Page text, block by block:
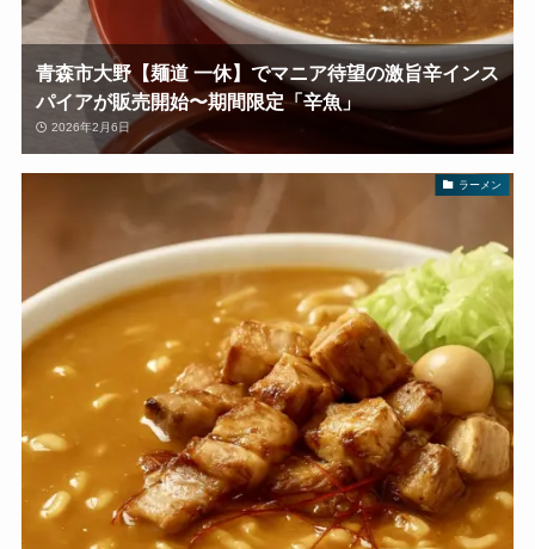
青森市大野【麺道 一休】でマニア待望の激旨辛インス
パイアが販売開始〜期間限定「辛魚」
2026年2月6日
ラーメン